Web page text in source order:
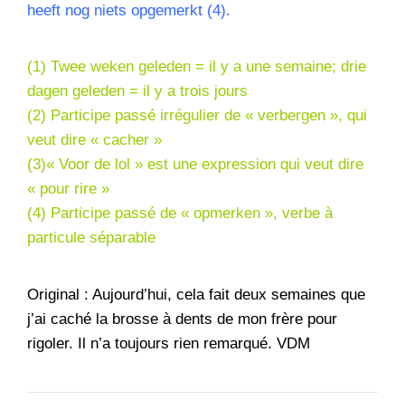
heeft nog niets opgemerkt (4).
(1) Twee weken geleden = il y a une semaine; drie
dagen geleden = il y a trois jours
(2) Participe passé irrégulier de « verbergen », qui
veut dire « cacher »
(3)« Voor de lol » est une expression qui veut dire
« pour rire »
(4) Participe passé de « opmerken », verbe à
particule séparable
Original : Aujourd’hui, cela fait deux semaines que
j’ai caché la brosse à dents de mon frère pour
rigoler. Il n’a toujours rien remarqué. VDM